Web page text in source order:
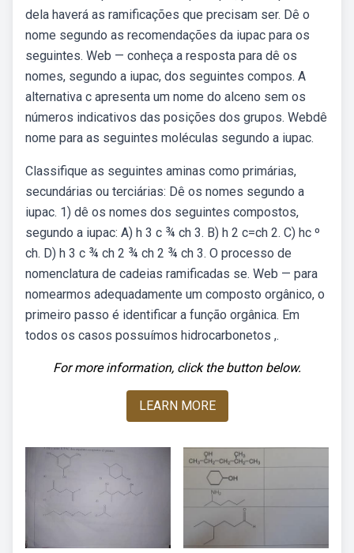
dela haverá as ramificações que precisam ser. Dê o
nome segundo as recomendações da iupac para os
seguintes. Web — conheça a resposta para dê os
nomes, segundo a iupac, dos seguintes compos. A
alternativa c apresenta um nome do alceno sem os
números indicativos das posições dos grupos. Webdê
nome para as seguintes moléculas segundo a iupac.
Classifique as seguintes aminas como primárias,
secundárias ou terciárias: Dê os nomes segundo a
iupac. 1) dê os nomes dos seguintes compostos,
segundo a iupac: A) h 3 c ¾ ch 3. B) h 2 c=ch 2. C) hc º
ch. D) h 3 c ¾ ch 2 ¾ ch 2 ¾ ch 3. O processo de
nomenclatura de cadeias ramificadas se. Web — para
nomearmos adequadamente um composto orgânico, o
primeiro passo é identificar a função orgânica. Em
todos os casos possuímos hidrocarbonetos ,.
For more information, click the button below.
LEARN MORE